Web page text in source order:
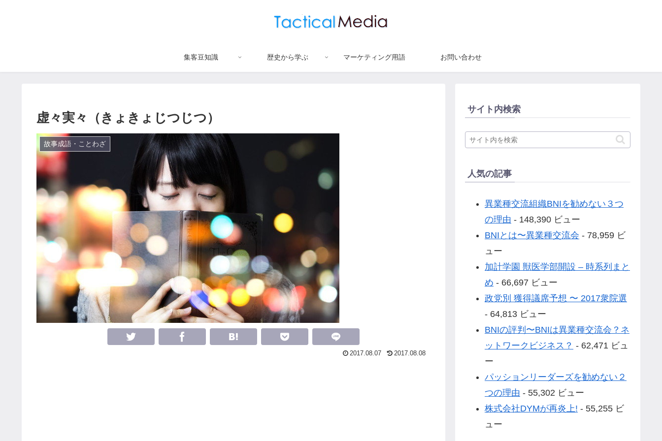
集客豆知識 歴史から学ぶ マーケティング用語 お問い合わせ
虚々実々（きょきょじつじつ）
故事成語・ことわざ
2017.08.07 2017.08.08
サイト内検索
人気の記事
異業種交流組織BNIを勧めない３つ
の理由 - 148,390 ビュー
BNIとは〜異業種交流会 - 78,959 ビ
ュー
加計学園 獣医学部開設 – 時系列まと
め - 66,697 ビュー
政党別 獲得議席予想 〜 2017衆院選
- 64,813 ビュー
BNIの評判〜BNIは異業種交流会？ネ
ットワークビジネス？ - 62,471 ビュ
ー
パッションリーダーズを勧めない２
つの理由 - 55,302 ビュー
株式会社DYMが再炎上! - 55,255 ビ
ュー